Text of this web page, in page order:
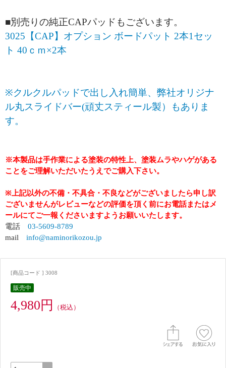
■別売りの純正CAPパッドもございます。
3025【CAP】オプション ボードパット 2本1セッ
ト 40ｃｍ×2本
※クルクルパッドで出し入れ簡単、弊社オリジナ
ル丸スライドバー(頑丈スティール製）もありま
す。
※本製品は手作業による塗装の特性上、塗装ムラやハゲがある
ことをご理解いただいたうえでご購入下さい。
※上記以外の不備・不具合・不良などがございましたら申し訳
ございませんがレビューなどの評価を頂く前にお電話またはメ
ールにてご一報くださいますようお願いいたします。
電話 03-5609-8789
mail info@naminorikozou.jp
[商品コード ] 3008
販売中
4,980円 （税込）